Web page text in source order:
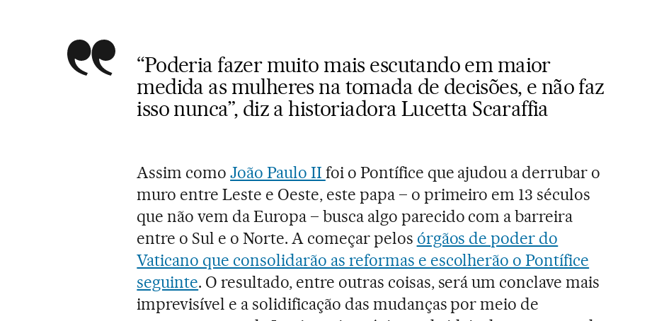
“Poderia fazer muito mais escutando em maior
medida as mulheres na tomada de decisões, e não faz
isso nunca”, diz a historiadora Lucetta Scaraffia
Assim comoJoão Paulo II foi o Pontífice que ajudou a derrubar o
muro entre Leste e Oeste, este papa – o primeiro em 13 séculos
que não vem da Europa – busca algo parecido com a barreira
entre o Sul e o Norte. A começar pelos órgãos de poder do
Vaticano que consolidarão as reformas e escolherão o Pontífice
seguinte. O resultado, entre outras coisas, será um conclave mais
imprevisível e a solidificação das mudanças por meio de